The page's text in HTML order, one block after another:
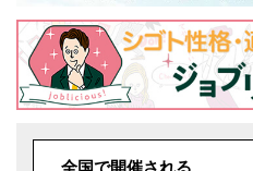
全国で開催される